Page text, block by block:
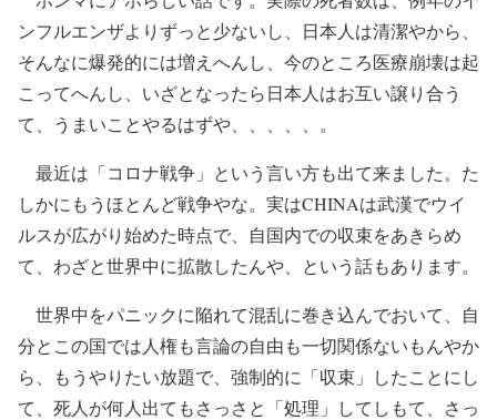
ンフルエンザよりずっと少ないし、日本人は清潔やから、
そんなに爆発的には増えへんし、今のところ医療崩壊は起
こってへんし、いざとなったら日本人はお互い譲り合う
て、うまいことやるはずや、、、、、。
最近は「コロナ戦争」という言い方も出て来ました。た
しかにもうほとんど戦争やな。実はCHINAは武漢でウイ
ルスが広がり始めた時点で、自国内での収束をあきらめ
て、わざと世界中に拡散したんや、という話もあります。
世界中をパニックに陥れて混乱に巻き込んでおいて、自
分とこの国では人権も言論の自由も一切関係ないもんやか
ら、もうやりたい放題で、強制的に「収束」したことにし
て、死人が何人出てもさっさと「処理」してしもて、さっ